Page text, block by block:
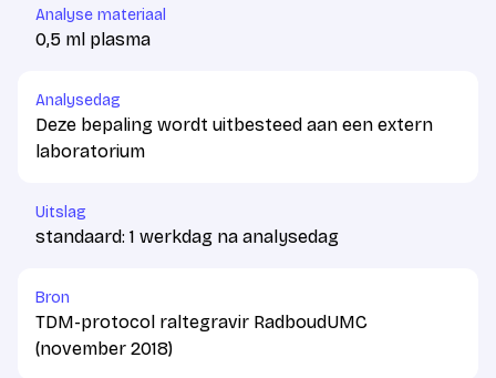
Analyse materiaal
0,5 ml plasma
Analysedag
Deze bepaling wordt uitbesteed aan een extern
laboratorium
Uitslag
standaard: 1 werkdag na analysedag
Bron
TDM-protocol raltegravir RadboudUMC
(november 2018)